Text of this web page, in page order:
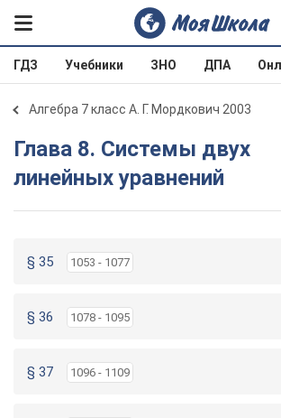
ГДЗ Учебники ЗНО ДПА
Алгебра 7 класс А. Г. Мордкович 2003
Глава 8. Системы двух
линейных уравнений
§ 35 1053 - 1077
§ 36 1078 - 1095
§ 37 1096 - 1109